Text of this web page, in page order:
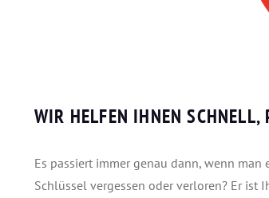
WIR HELFEN IHNEN SCHNELL,
Es passiert immer genau dann, wenn
Schlüssel vergessen oder verloren? Er